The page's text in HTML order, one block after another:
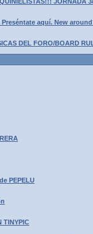
Preséntate aquí. New
DEL FORO/BOARD
PEPELU
TINYPIC